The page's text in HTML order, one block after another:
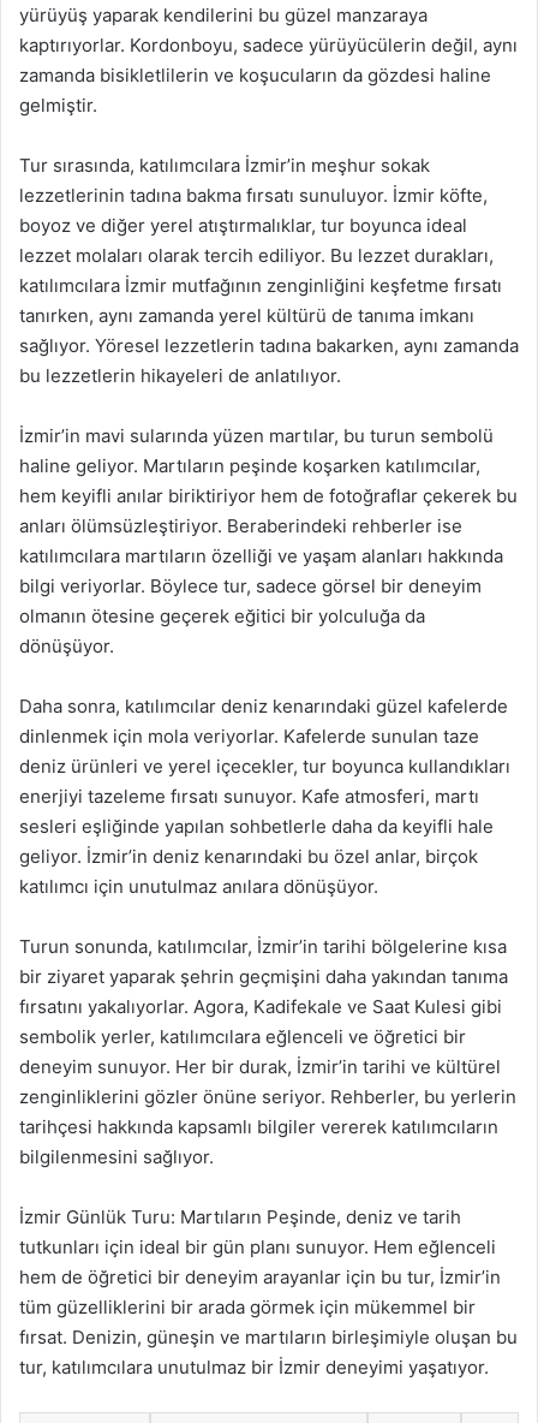
yürüyüş yaparak kendilerini bu güzel manzaraya
kaptırıyorlar. Kordonboyu, sadece yürüyücülerin değil, aynı
zamanda bisikletlilerin ve koşucuların da gözdesi haline
gelmiştir.
Tur sırasında, katılımcılara İzmir’in meşhur sokak
lezzetlerinin tadına bakma fırsatı sunuluyor. İzmir köfte,
boyoz ve diğer yerel atıştırmalıklar, tur boyunca ideal
lezzet molaları olarak tercih ediliyor. Bu lezzet durakları,
katılımcılara İzmir mutfağının zenginliğini keşfetme fırsatı
tanırken, aynı zamanda yerel kültürü de tanıma imkanı
sağlıyor. Yöresel lezzetlerin tadına bakarken, aynı zamanda
bu lezzetlerin hikayeleri de anlatılıyor.
İzmir’in mavi sularında yüzen martılar, bu turun sembolü
haline geliyor. Martıların peşinde koşarken katılımcılar,
hem keyifli anılar biriktiriyor hem de fotoğraflar çekerek bu
anları ölümsüzleştiriyor. Beraberindeki rehberler ise
katılımcılara martıların özelliği ve yaşam alanları hakkında
bilgi veriyorlar. Böylece tur, sadece görsel bir deneyim
olmanın ötesine geçerek eğitici bir yolculuğa da
dönüşüyor.
Daha sonra, katılımcılar deniz kenarındaki güzel kafelerde
dinlenmek için mola veriyorlar. Kafelerde sunulan taze
deniz ürünleri ve yerel içecekler, tur boyunca kullandıkları
enerjiyi tazeleme fırsatı sunuyor. Kafe atmosferi, martı
sesleri eşliğinde yapılan sohbetlerle daha da keyifli hale
geliyor. İzmir’in deniz kenarındaki bu özel anlar, birçok
katılımcı için unutulmaz anılara dönüşüyor.
Turun sonunda, katılımcılar, İzmir’in tarihi bölgelerine kısa
bir ziyaret yaparak şehrin geçmişini daha yakından tanıma
fırsatını yakalıyorlar. Agora, Kadifekale ve Saat Kulesi gibi
sembolik yerler, katılımcılara eğlenceli ve öğretici bir
deneyim sunuyor. Her bir durak, İzmir’in tarihi ve kültürel
zenginliklerini gözler önüne seriyor. Rehberler, bu yerlerin
tarihçesi hakkında kapsamlı bilgiler vererek katılımcıların
bilgilenmesini sağlıyor.
İzmir Günlük Turu: Martıların Peşinde, deniz ve tarih
tutkunları için ideal bir gün planı sunuyor. Hem eğlenceli
hem de öğretici bir deneyim arayanlar için bu tur, İzmir’in
tüm güzelliklerini bir arada görmek için mükemmel bir
fırsat. Denizin, güneşin ve martıların birleşimiyle oluşan bu
tur, katılımcılara unutulmaz bir İzmir deneyimi yaşatıyor.